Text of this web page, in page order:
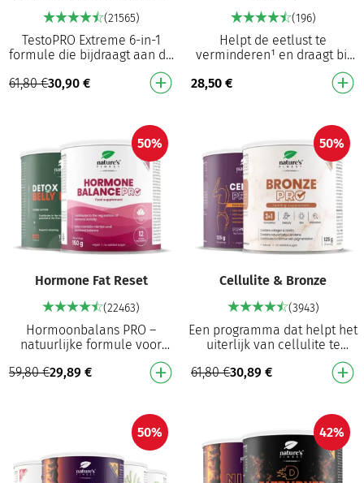
(21565)
TestoPRO Extreme 6-in-1
formule die bijdraagt aan de
werking van spieren⁴ en het
behoud van normale
61,80€30,90€
(196)
Helpt de eetlust te
verminderen¹ en draagt bij
tot gewichtsverlies¹ Draagt
bij tot gewichtsverlies⁴
28,50€
50%
Hormone Fat Reset
(22463)
Hormoonbalans PRO –
natuurlijke formule voor
vrouwen die met vitamine B6
bijdraagt aan de regulatie
59,80€29,89€
50%
Cellulite & Bronze
(3943)
Een programma dat helpt het
uiterlijk van cellulite te
verminderen¹ en bijdraagt
aan de normale kleuring van
61,80€30,89€
50% 42%